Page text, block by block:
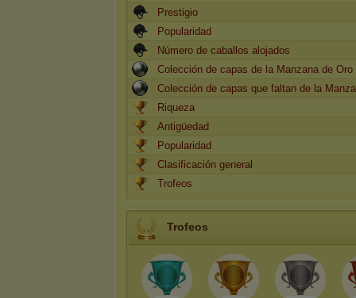
Prestigio
Popularidad
Número de caballos alojados
Colección de capas de la Manzana de Oro
Colección de capas que faltan de la
Riqueza
Antigüedad
Popularidad
Clasificación general
Trofeos
Trofeos